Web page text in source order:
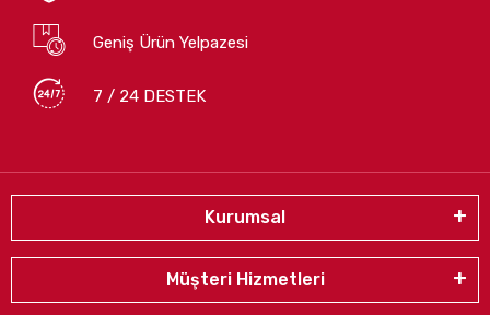
Geniş Ürün Yelpazesi
7 / 24 DESTEK
Kurumsal
Müşteri Hizmetleri